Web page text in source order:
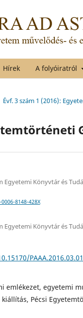
Hírek A folyóiratról
Évf. 3 szám 1 (2016):
Egyetemi Könyvtár és
8148-428X
Egyetemi Könyvtár és
emlékezet, egyetemi
Pécsi